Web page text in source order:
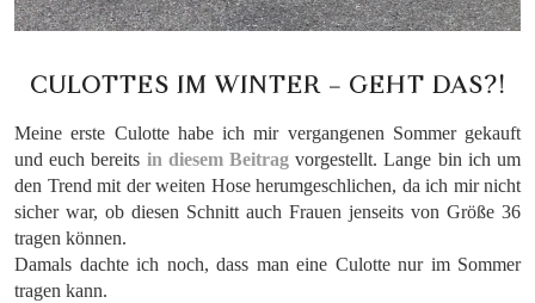
CULOTTES IM WINTER – GEHT DAS?!
Meine erste Culotte habe ich mir vergangenen Sommer gekauft
und euch bereits in diesem Beitrag vorgestellt. Lange bin ich um
den Trend mit der weiten Hose herumgeschlichen, da ich mir nicht
sicher war, ob diesen Schnitt auch Frauen jenseits von Größe 36
tragen können.
Damals dachte ich noch, dass man eine Culotte nur im Sommer
tragen kann.